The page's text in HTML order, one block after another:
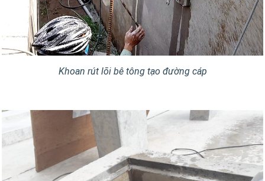
Khoan rút lõi bê tông tạo đường cáp